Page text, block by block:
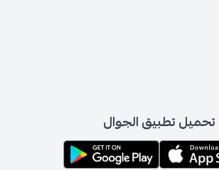
تحميل تطبيق الجوال